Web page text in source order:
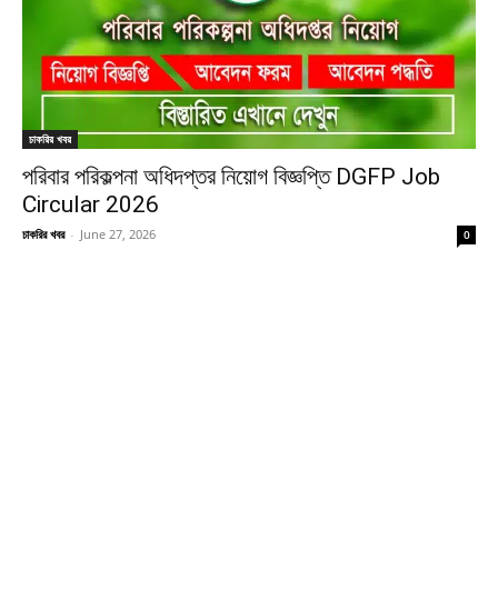
চাকরির খবর
পরিবার পরিকল্পনা অধিদপ্তর নিয়োগ বিজ্ঞপ্তি DGFP Job
Circular 2026
চাকরির খবর - June 27, 2026 0